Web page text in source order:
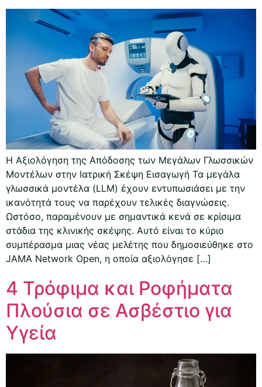
Η Αξιολόγηση της Απόδοσης των Μεγάλων Γλωσσικών
Μοντέλων στην Ιατρική Σκέψη Εισαγωγή Τα μεγάλα
γλωσσικά μοντέλα (LLM) έχουν εντυπωσιάσει με την
ικανότητά τους να παρέχουν τελικές διαγνώσεις.
Ωστόσο, παραμένουν με σημαντικά κενά σε κρίσιμα
στάδια της κλινικής σκέψης. Αυτό είναι το κύριο
συμπέρασμα μιας νέας μελέτης που δημοσιεύθηκε στο
JAMA Network Open, η οποία αξιολόγησε […]
4 Τρόφιμα και Ροφήματα
Πλούσια σε Ασβέστιο για
Υγεία